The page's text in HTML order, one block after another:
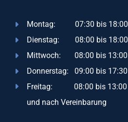
Montag: 07:30 bis 18:00
Dienstag: 08:00 bis 18:00
Mittwoch: 08:00 bis 13:00
Donnerstag: 09:00 bis 17:30
Freitag: 08:00 bis 13:00
und nach Vereinbarung